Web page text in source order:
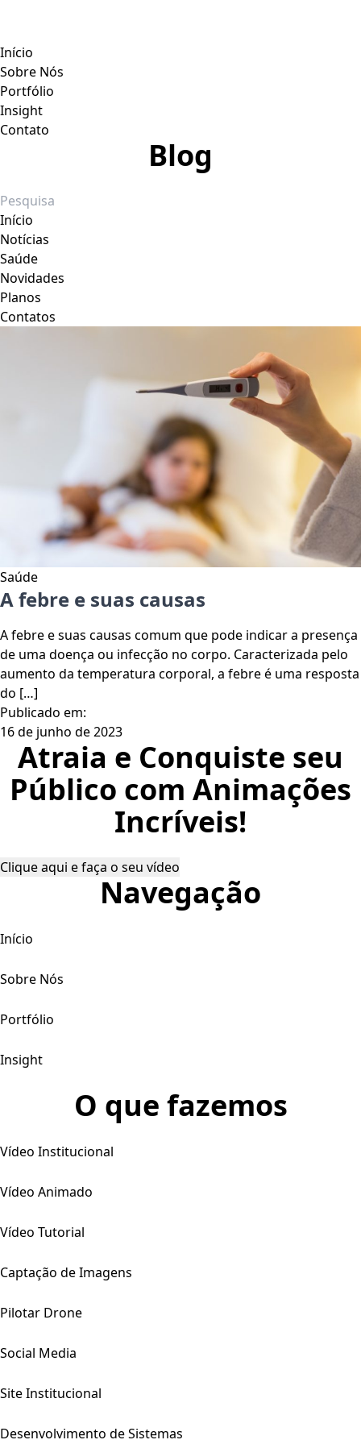
Início
Sobre Nós
Portfólio
Insight
Contato
Blog
Início
Notícias
Saúde
Novidades
Planos
Contatos
Saúde
A febre e suas causas
A febre e suas causas comum que pode indicar a presença
de uma doença ou infecção no corpo. Caracterizada pelo
aumento da temperatura corporal, a febre é uma resposta
do […]
Publicado em:
16 de junho de 2023
Atraia e Conquiste seu
Público com Animações
Incríveis!
Clique aqui e faça o seu vídeo
Navegação
Início
Sobre Nós
Portfólio
Insight
O que fazemos
Vídeo Institucional
Vídeo Animado
Vídeo Tutorial
Captação de Imagens
Pilotar Drone
Social Media
Site Institucional
Desenvolvimento de Sistemas